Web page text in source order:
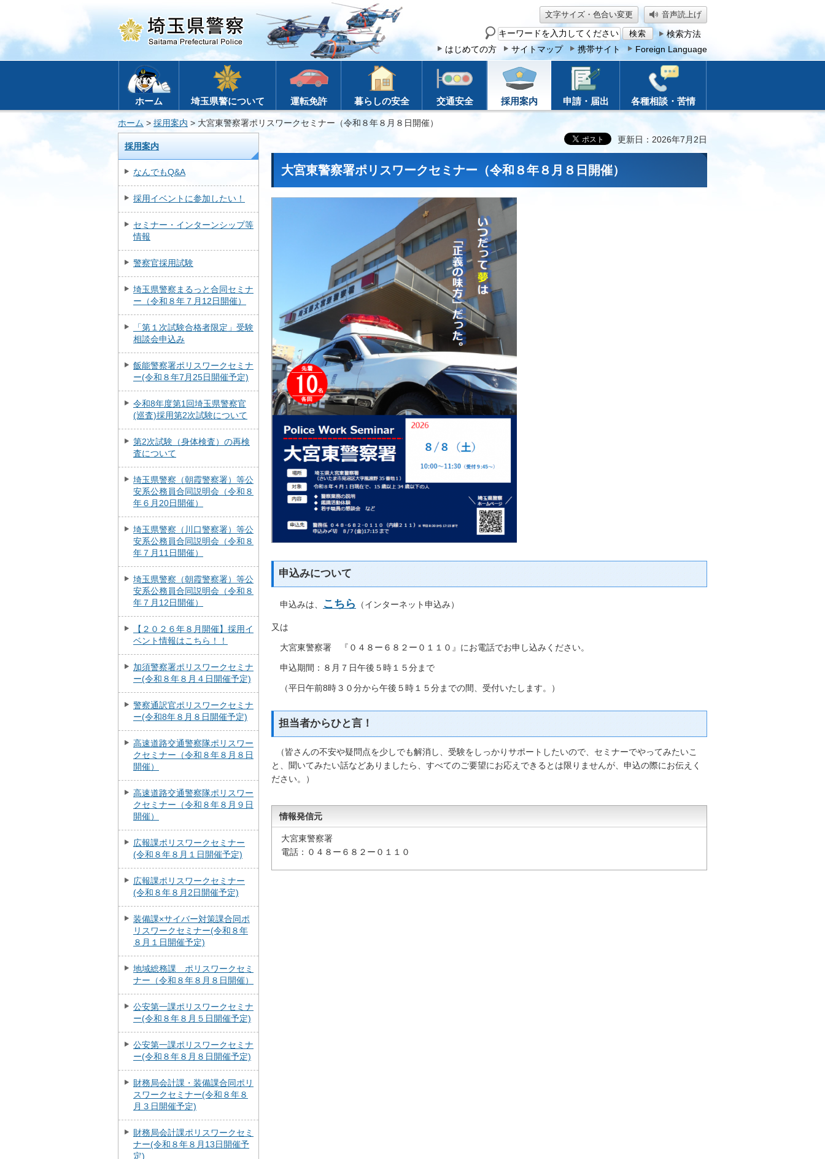
文字サイズ・色合い変更 音声読上げ
サ
イ
ト
検索方法
はじめての方
サイトマップ 携帯サイト Foreign Language
ホーム 埼玉県警について 運転免許 暮らしの安全 交通安全 採用案内 申請・届出 各種相談・苦情
ホーム > 採用案内 > 大宮東警察署ポリスワークセミナー（令和８年８月８日開催）
採用案内
なんでもQ&A
採用イベントに参加したい！
セミナー・インターンシップ等
情報
警察官採用試験
埼玉県警察まるっと合同セミナ
ー（令和８年７月12日開催）
「第１次試験合格者限定」受験
相談会申込み
飯能警察署ポリスワークセミナ
ー(令和８年7月25日開催予定)
令和8年度第1回埼玉県警察官
(巡査)採用第2次試験について
第2次試験（身体検査）の再検
査について
埼玉県警察（朝霞警察署）等公
安系公務員合同説明会（令和８
年６月20日開催）
埼玉県警察（川口警察署）等公
安系公務員合同説明会（令和８
年７月11日開催）
埼玉県警察（朝霞警察署）等公
安系公務員合同説明会（令和８
年７月12日開催）
【２０２６年８月開催】採用イ
ベント情報はこちら！！
加須警察署ポリスワークセミナ
ー(令和８年８月４日開催予定)
警察通訳官ポリスワークセミナ
ー(令和8年８月８日開催予定)
高速道路交通警察隊ポリスワー
クセミナー（令和８年８月８日
開催）
高速道路交通警察隊ポリスワー
クセミナー（令和８年８月９日
開催）
広報課ポリスワークセミナー
(令和８年８月１日開催予定)
広報課ポリスワークセミナー
(令和８年８月2日開催予定)
装備課×サイバー対策課合同ポ
リスワークセミナー(令和８年
８月１日開催予定)
地域総務課 ポリスワークセミ
ナー（令和８年８月８日開催）
公安第一課ポリスワークセミナ
ー(令和８年８月５日開催予定)
公安第一課ポリスワークセミナ
ー(令和８年８月８日開催予定)
財務局会計課・装備課合同ポリ
スワークセミナー(令和８年８
月３日開催予定)
財務局会計課ポリスワークセミ
ナー(令和８年８月13日開催予
定)
更新日：2026年7月2日
大宮東警察署ポリスワークセミナー（令和８年８月８日開催）
申込みについて
申込みは、 こちら （インターネット申込み）
又は
大宮東警察署 『０４８ー６８２ー０１１０』にお電話でお申し込みください。
申込期間：８月７日午後５時１５分まで
（平日午前8時３０分から午後５時１５分までの間、受付いたします。）
担当者からひと言！
（皆さんの不安や疑問点を少しでも解消し、受験をしっかりサポートしたいので、セミナーでやってみたいこ
と、聞いてみたい話などありましたら、すべてのご要望にお応えできるとは限りませんが、申込の際にお伝えく
ださい。）
情報発信元
大宮東警察署
電話：０４８ー６８２ー０１１０